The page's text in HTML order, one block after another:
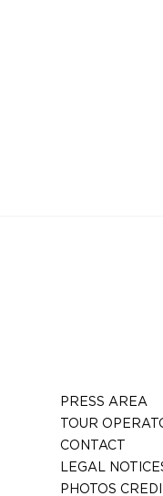
PRESS AREA
TOUR
CONTACT
LEGAL
PHOTOS